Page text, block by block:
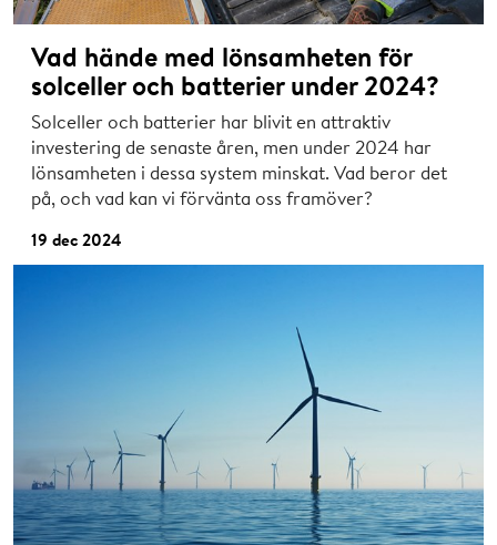
Vad hände med lönsamheten för
solceller och batterier under 2024?
Solceller och batterier har blivit en attraktiv
investering de senaste åren, men under 2024 har
lönsamheten i dessa system minskat. Vad beror det
på, och vad kan vi förvänta oss framöver?
19 dec 2024